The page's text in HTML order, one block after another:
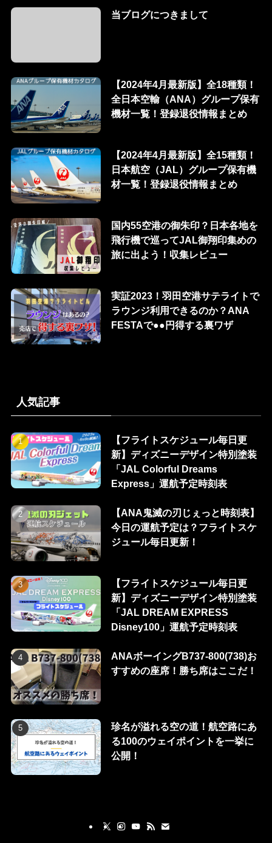
当ブログにつきまして
【2024年4月最新版】全18種類！
全日本空輸（ANA）グループ保有
機材一覧！登録退役情報まとめ
【2024年4月最新版】全15種類！
日本航空（JAL）グループ保有機
材一覧！登録退役情報まとめ
国内55空港の御朱印？日本各地を
飛行機で巡ってJAL御翔印集めの
旅に出よう！収集レビュー
実証2023！羽田空港サテライトで
ラウンジ利用できるのか？ANA
FESTAで●●円得する裏ワザ
人気記事
【フライトスケジュール毎日更
新】ディズニーデザイン特別塗装
「JAL Colorful Dreams
Express」運航予定時刻表
【ANA鬼滅の刃じぇっと時刻表】
今日の運航予定は？フライトスケ
ジュール毎日更新！
【フライトスケジュール毎日更
新】ディズニーデザイン特別塗装
「JAL DREAM EXPRESS
Disney100」運航予定時刻表
ANAボーイングB737-800(738)お
すすめの座席！勝ち席はここだ！
珍名が溢れる空の道！航空路にあ
る100のウェイポイントを一挙に
公開！